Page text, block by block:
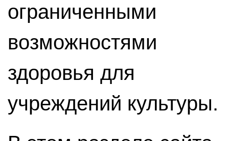
ограниченными
возможностями
здоровья для
учреждений культуры.